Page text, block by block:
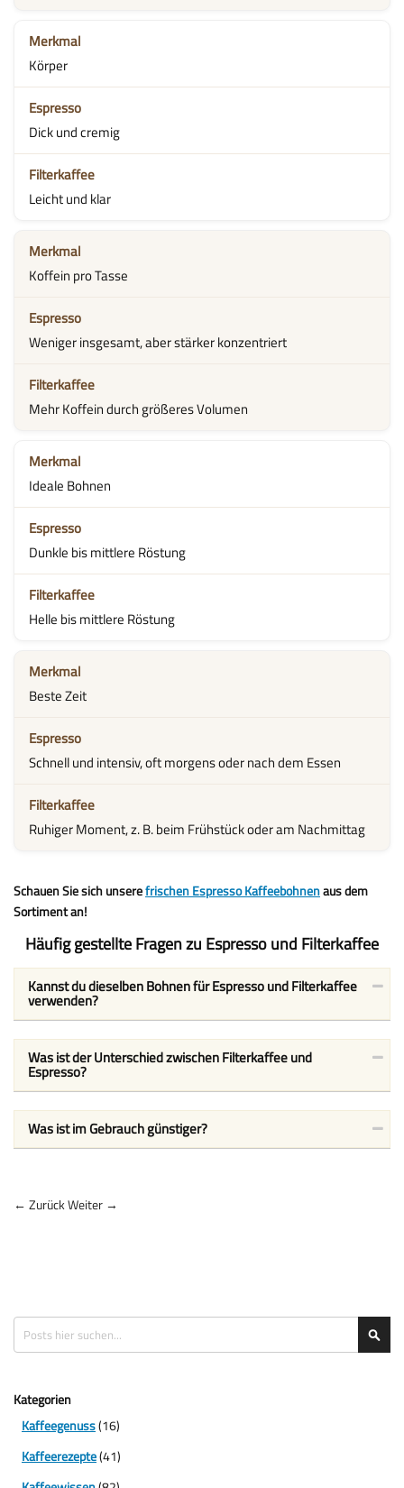
Körper
Dick und cremig
Leicht und klar
Koffein pro Tasse
Weniger insgesamt, aber stärker konzentriert
Mehr Koffein durch größeres Volumen
Ideale Bohnen
Dunkle bis mittlere Röstung
Helle bis mittlere Röstung
Beste Zeit
Schnell und intensiv, oft morgens oder nach dem Essen
Ruhiger Moment, z. B. beim Frühstück oder am Nachmittag
Schauen Sie sich unserefrischen Espresso Kaffeebohnenaus dem
Sortiment an!
Häufig gestellte Fragen zu Espresso und Filterkaffee
Kannst du dieselben Bohnen für Espresso und Filterkaffee
verwenden?
Was ist der Unterschied zwischen Filterkaffee und
Espresso?
Was ist im Gebrauch günstiger?
← ZurückWeiter →
Suche
Kategorien
Kaffeegenuss(16)
Kaffeerezepte(41)